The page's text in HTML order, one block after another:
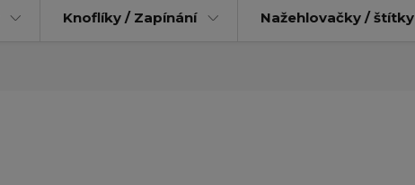
Knoflíky / Zapínání Nažehlovačky / štítky